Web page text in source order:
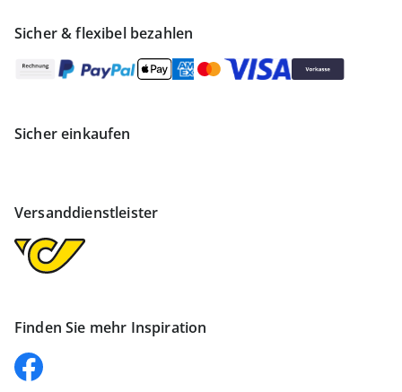
Sicher & flexibel bezahlen
Sicher einkaufen
Versanddienstleister
Finden Sie mehr Inspiration